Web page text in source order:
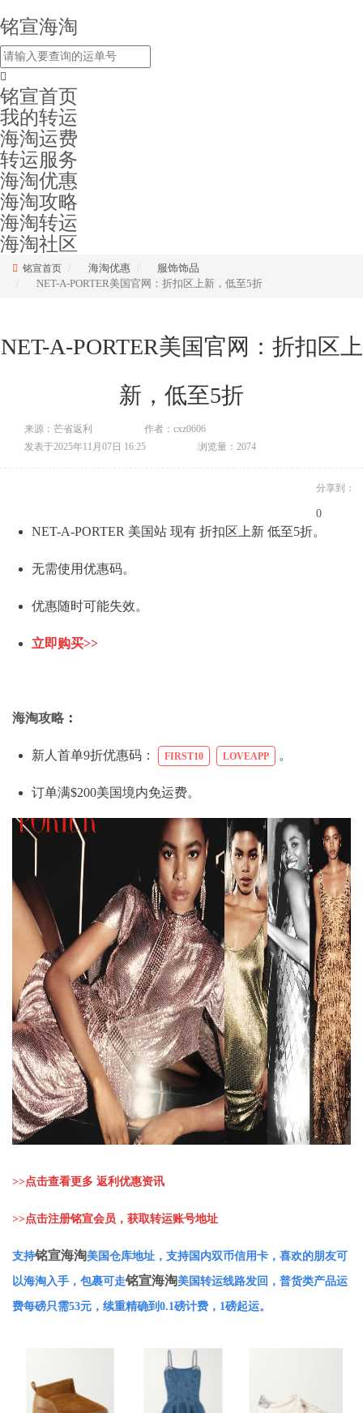
铭宣海淘
铭宣首页
我的转运
海淘运费
转运服务
海淘优惠
海淘攻略
海淘转运
海淘社区
铭宣首页 海淘优惠
服饰饰品
NET-A-PORTER美国官网：折扣区上新，低至5折
NET-A-PORTER美国官网：折扣区上
新，低至5折
来源：芒省返利
作者：cxz0606
发表于2025年11月07日 16:25
浏览量：2074
分享到：
0
NET-A-PORTER 美国站 现有 折扣区上新 低至5折。
无需使用优惠码。
优惠随时可能失效。
立即购买>>
海淘攻略 ：
新人首单9折优惠码： FIRST10 LOVEAPP 。
订单满$200美国境内免运费。
>>点击查看更多 返利优惠资讯
>>点击注册铭宣会员，获取转运账号地址
支持铭宣海淘美国仓库地址，支持国内双币信用卡，喜欢的朋友可
以海淘入手，包裹可走铭宣海淘美国转运线路发回，普货类产品运
费每磅只需53元，续重精确到0.1磅计费，1磅起运。